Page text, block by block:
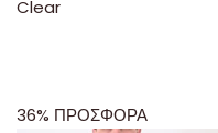
Clear
36% ΠΡΟΣΦΟΡΑ